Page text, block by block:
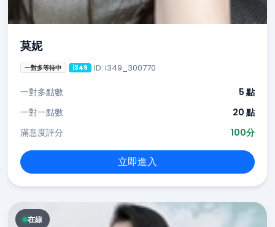
莫妮
一對多等待中 i349 ID: i349_300770
一對多點數
5 點
一對一點數
20 點
滿意度評分
100分
立即進入
在線